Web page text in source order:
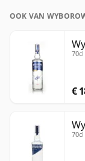
OOK VAN
70cl
€
70cl